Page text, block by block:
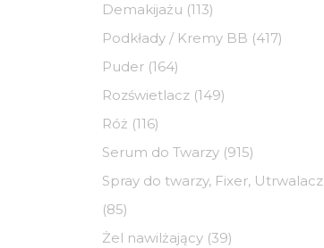
Demakijażu (113)
Podkłady / Kremy BB (417)
Puder (164)
Rozświetlacz (149)
Róż (116)
Serum do Twarzy (915)
Spray do twarzy, Fixer, Utrwalacz
(85)
Żel nawilżający (39)